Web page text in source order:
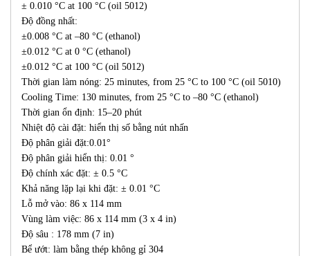
± 0.010 °C at 100 °C (oil 5012)
Độ đồng nhất:
±0.008 °C at –80 °C (ethanol)
±0.012 °C at 0 °C (ethanol)
±0.012 °C at 100 °C (oil 5012)
Thời gian làm nóng: 25 minutes, from 25 °C to 100 °C (oil 5010)
Cooling Time: 130 minutes, from 25 °C to –80 °C (ethanol)
Thời gian ổn định: 15–20 phút
Nhiệt độ cài đặt: hiển thị số bằng nút nhấn
Độ phân giải đặt:0.01°
Độ phân giải hiển thị: 0.01 °
Độ chính xác đặt: ± 0.5 °C
Khả năng lặp lại khi đặt: ± 0.01 °C
Lỗ mở vào: 86 x 114 mm
Vùng làm việc: 86 x 114 mm (3 x 4 in)
Độ sâu : 178 mm (7 in)
Bể ướt: làm bằng thép không gỉ 304